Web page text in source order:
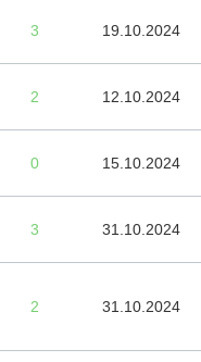
3 19.10.2024
2 12.10.2024
0 15.10.2024
3 31.10.2024
2 31.10.2024